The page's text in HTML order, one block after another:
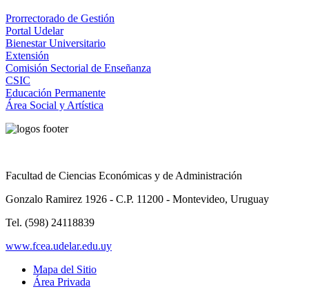
Prorrectorado de Gestión
Portal Udelar
Bienestar Universitario
Extensión
Comisión Sectorial de Enseñanza
CSIC
Educación Permanente
Área Social y Artística
Facultad de Ciencias Económicas y de Administración
Gonzalo Ramirez 1926 - C.P. 11200 - Montevideo, Uruguay
Tel. (598) 24118839
www.fcea.udelar.edu.uy
Mapa del Sitio
Área Privada